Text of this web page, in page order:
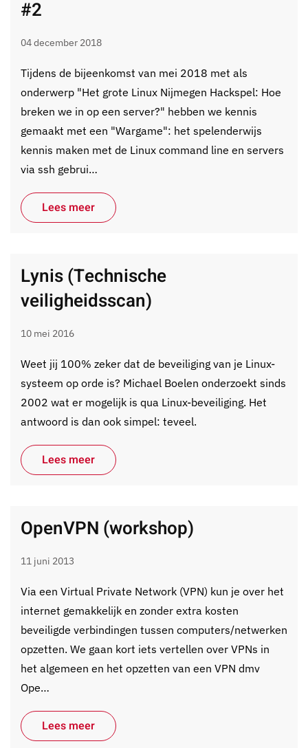
#2
04 december 2018
Tijdens de bijeenkomst van mei 2018 met als
onderwerp "Het grote Linux Nijmegen Hackspel: Hoe
breken we in op een server?" hebben we kennis
gemaakt met een "Wargame": het spelenderwijs
kennis maken met de Linux command line en servers
via ssh gebrui…
Lees meer
Lynis (Technische
veiligheidsscan)
10 mei 2016
Weet jij 100% zeker dat de beveiliging van je Linux-
systeem op orde is? Michael Boelen onderzoekt sinds
2002 wat er mogelijk is qua Linux-beveiliging. Het
antwoord is dan ook simpel: teveel.
Lees meer
OpenVPN (workshop)
11 juni 2013
Via een Virtual Private Network (VPN) kun je over het
internet gemakkelijk en zonder extra kosten
beveiligde verbindingen tussen computers/netwerken
opzetten. We gaan kort iets vertellen over VPNs in
het algemeen en het opzetten van een VPN dmv
Ope…
Lees meer